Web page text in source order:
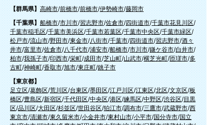
【群馬県】 高崎市/前橋市/前橋市/伊勢崎市/藤岡市
【千葉県】 船橋市/市川市/習志野市/佐倉市/四街道市/千葉市花見川区/
千葉市稲毛区/千葉市美浜区/千葉市若葉区/千葉市中央区/千葉市緑区/
松戸市/流山市/野田市/東金市/八街市/千葉市/四街道市/習志野市/酒々
井市/富里市/佐倉市/八千代市/浦安市/船橋市/市川市/鎌ケ谷市/白井市/
柏市/我孫子市/印西市/栄町/成田市/芝山町/山武市/横芝光町/匝瑳市/多
古町/神崎町/香取市/旭市/東庄町/銚子市
【東京都】
足立区/葛飾区/荒川区/台東区/墨田区/江戸川区/江東区/北区/文京区/板
橋区/豊島区/新宿区/千代田区/中央区/港区/練馬区/中野区/渋谷区/目黒
区/品川区/大田区/杉並区/世田谷区/狛江市/調布市/三鷹市/武蔵野市/西
東京市/清瀬市/東久留米市/小金井市/東村山市/小平市/国分寺市/国立